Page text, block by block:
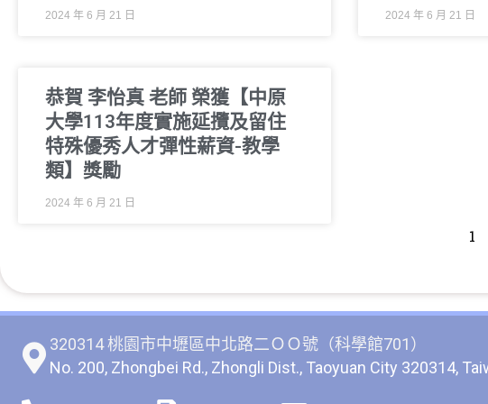
2024 年 6 月 21 日 2024 年 6 月 21 日
恭賀 李怡真 老師 榮獲【中原
大學113年度實施延攬及留住
特殊優秀人才彈性薪資-教學
類】獎勵
2024 年 6 月 21 日
1
320314 桃園市中壢區中北路二ＯＯ號（科學館701）
No. 200, Zhongbei Rd., Zhongli Dist., Taoyuan City 320314,